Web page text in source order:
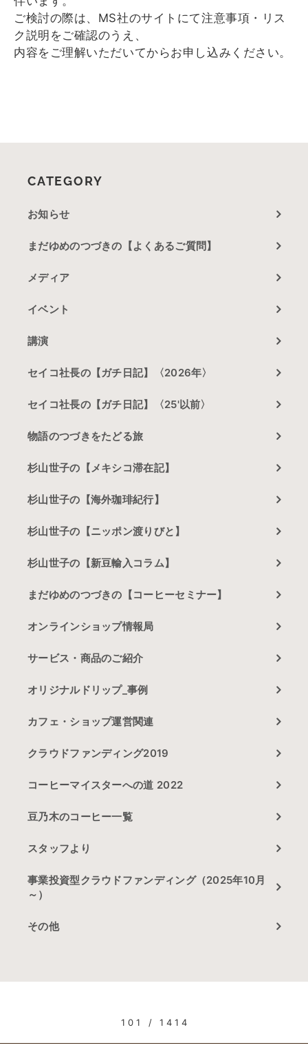
ご検討の際は、MS社のサイトにて注意事項・ リス
ク説明をご確認のうえ、
内容をご理解いただいてからお申し込みください。
CATEGORY
お知らせ
まだゆめのつづきの【よくあるご質問】
メディア
イベント
講演
セイコ社長の【ガチ日記】〈2026年〉
セイコ社長の【ガチ日記】〈25'以前〉
物語のつづきをたどる旅
杉山世子の【メキシコ滞在記】
杉山世子の【海外珈琲紀行】
杉山世子の【ニッポン渡りびと】
杉山世子の【新豆輸入コラム】
まだゆめのつづきの【コーヒーセミナー】
オンラインショップ情報局
サービス・商品のご紹介
オリジナルドリップ_事例
カフェ・ショップ運営関連
クラウドファンディング2019
コーヒーマイスターへの道 2022
豆乃木のコーヒー一覧
スタッフより
事業投資型クラウドファンディング（2025年10月
～）
その他
101 / 1414